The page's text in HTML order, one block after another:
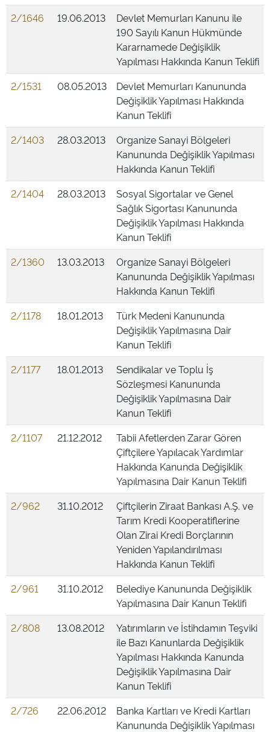
2/1646
19.06.2013
Devlet Memurları Kanunu ile
190 Sayılı Kanun Hükmünde
Kararnamede Değişiklik
Yapılması Hakkında Kanun Teklifi
2/1531
08.05.2013
Devlet Memurları Kanununda
Değişiklik Yapılması Hakkında
Kanun Teklifi
2/1403
28.03.2013
Organize Sanayi Bölgeleri
Kanununda Değişiklik Yapılması
Hakkında Kanun Teklifi
2/1404
28.03.2013
Sosyal Sigortalar ve Genel
Sağlık Sigortası Kanununda
Değişiklik Yapılması Hakkında
Kanun Teklifi
2/1360
13.03.2013
Organize Sanayi Bölgeleri
Kanununda Değişiklik Yapılması
Hakkında Kanun Teklifi
2/1178
18.01.2013
Türk Medeni Kanununda
Değişiklik Yapılmasına Dair
Kanun Teklifi
2/1177
18.01.2013
Sendikalar ve Toplu İş
Sözleşmesi Kanununda
Değişiklik Yapılmasına Dair
Kanun Teklifi
2/1107
21.12.2012
Tabii Afetlerden Zarar Gören
Çiftçilere Yapılacak Yardımlar
Hakkında Kanunda Değişiklik
Yapılmasına Dair Kanun Teklifi
2/962
31.10.2012
Çiftçilerin Ziraat Bankası A.Ş. ve
Tarım Kredi Kooperatiflerine
Olan Zirai Kredi Borçlarının
Yeniden Yapılandırılması
Hakkında Kanun Teklifi
2/961
31.10.2012
Belediye Kanununda Değişiklik
Yapılmasına Dair Kanun Teklifi
2/808
13.08.2012
Yatırımların ve İstihdamın Teşviki
ile Bazı Kanunlarda Değişiklik
Yapılması Hakkında Kanunda
Değişiklik Yapılmasına Dair
Kanun Teklifi
2/726
22.06.2012
Banka Kartları ve Kredi Kartları
Kanununda Değişiklik Yapılması